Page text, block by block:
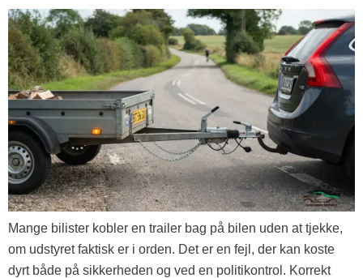
Mange bilister kobler en trailer bag på bilen uden at tjekke,
om udstyret faktisk er i orden. Det er en fejl, der kan koste
dyrt både på sikkerheden og ved en politikontrol. Korrekt